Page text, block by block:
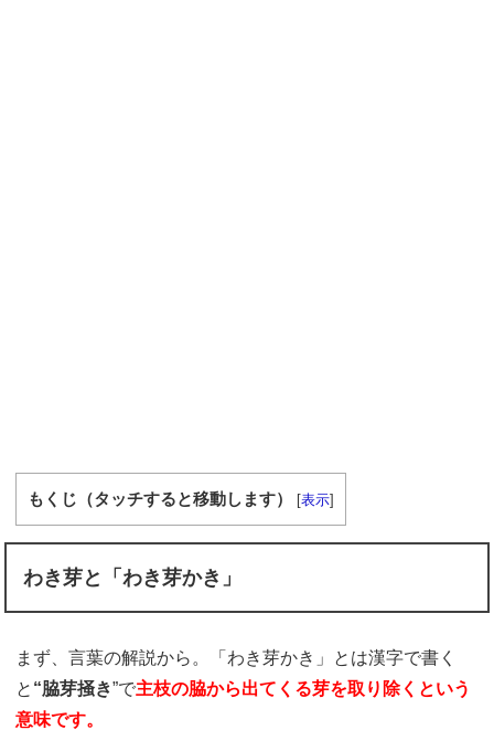
もくじ（タッチすると移動します） [表示]
わき芽と「わき芽かき」
まず、言葉の解説から。「わき芽かき」とは漢字で書く
と “脇芽掻き”で主枝の脇から出てくる芽を取り除くという
意味です。